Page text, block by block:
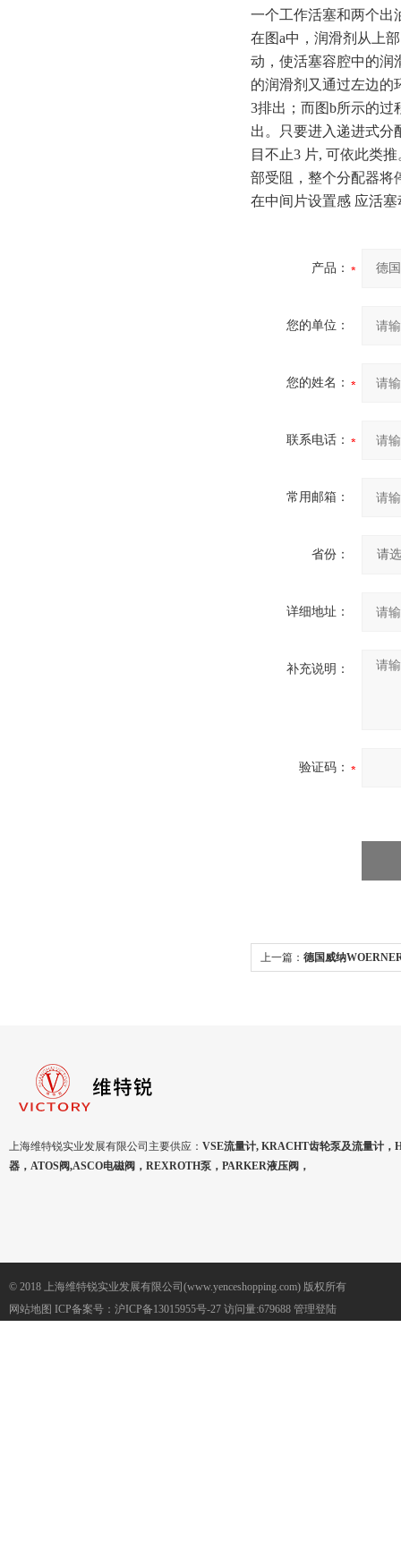
一个工作活塞和两个出
在图a中，润滑剂从上
动，使活塞容腔中的润
的润滑剂又通过左边的
3排出；而图b所示的过
出。只要进入递进式分
目不止3 片, 可依此类
部受阻，整个分配器将
在中间片设置感 应活
产品：
您的单位：
您的姓名：
联系电话：
常用邮箱：
省份：
详细地址：
补充说明：
验证码：
上一篇： 德国威纳
上海维特锐实业发展有限公司主要供应： VSE流量计, KRACHT齿轮泵及流量计，
器，ATOS阀,ASCO电磁阀，REXROTH泵，PARKER液压阀，
© 2018 上海维特锐实业发展有限公司(www.yenceshopping.com) 版权所有
网站地图 ICP备案号： 沪ICP备13015955号-27 访问量:679688 管理登陆